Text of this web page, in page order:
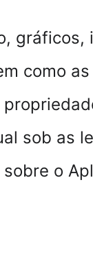
como
sob as
o